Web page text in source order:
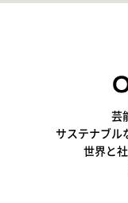
芸
サステナブル
世界と